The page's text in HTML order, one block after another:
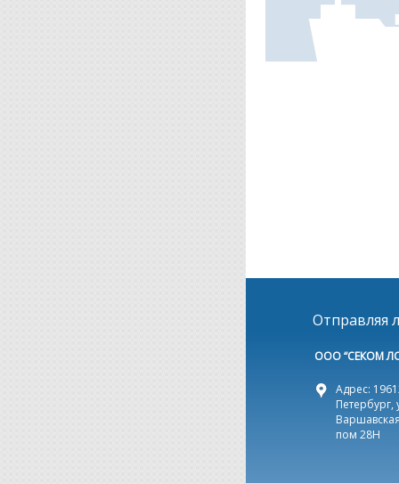
Отправляя
ООО “СЕКОМ
Адрес:
Петербург,
пом 28Н